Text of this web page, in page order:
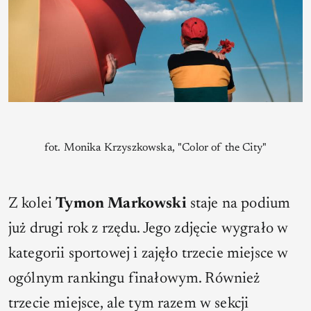
fot. Monika Krzyszkowska, "Color of the City"
Z koleiTymon Markowskistaje na podium
już drugi rok z rzędu. Jego zdjęcie wygrało w
kategorii sportowej i zajęło trzecie miejsce w
ogólnym rankingu finałowym. Również
trzecie miejsce, ale tym razem w sekcji